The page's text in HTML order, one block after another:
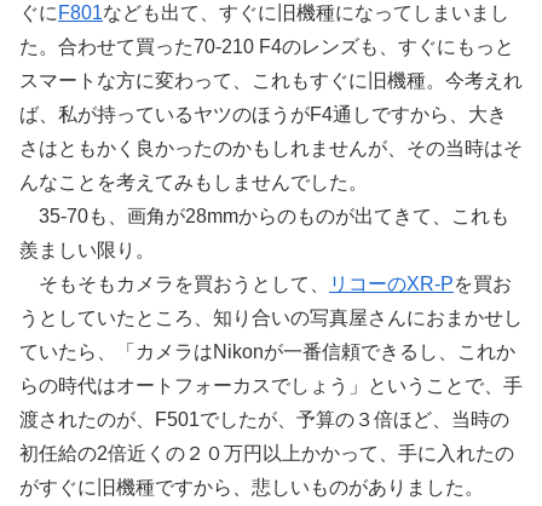
ぐに F801なども出て、すぐに旧機種になってしまいまし
た。合わせて買った70-210 F4のレンズも、すぐにもっと
スマートな方に変わって、これもすぐに旧機種。今考えれ
ば、私が持っているヤツのほうがF4通しですから、大き
さはともかく良かったのかもしれませんが、その当時はそ
んなことを考えてみもしませんでした。
35-70も、画角が28mmからのものが出てきて、これも
羨ましい限り。
そもそもカメラを買おうとして、
リコーのXR-Pを買お
うとしていたところ、知り合いの写真屋さんにおまかせし
ていたら、「カメラはNikonが一番信頼できるし、これか
らの時代はオートフォーカスでしょう」ということで、手
渡されたのが、F501でしたが、予算の３倍ほど、当時の
初任給の2倍近くの２０万円以上かかって、手に入れたの
がすぐに旧機種ですから、悲しいものがありました。